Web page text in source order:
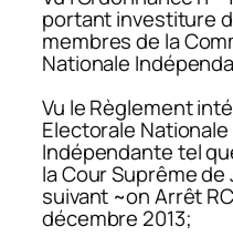
portant investiture
membres de la
Nationale
Vu le Règlement
Electorale Nationale
Indépendante tel
la Cour Suprême de
suivant ~on Arrêt
décembre 2013;